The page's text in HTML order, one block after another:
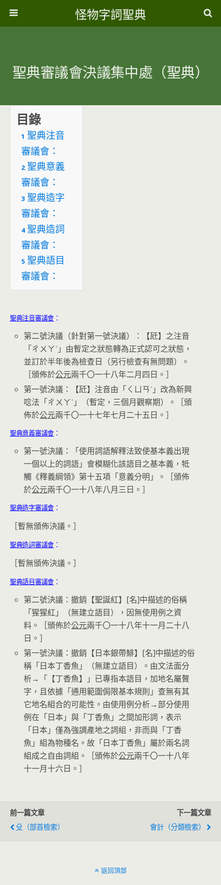
怪物字詞聖典
聖典審議會決議集中處（聖典）
目錄
1 聖典注音
審議會：
2 聖典意義
審議會：
3 聖典造字
審議會：
4 聖典造詞
審議會：
5 聖典語目
審議會：
聖典注音審議會 ：
第二號決議（針對第一號決議）：【瓩】之注音
「ㄔㄨㄚˋ」由暫定之狀態轉為正式認可之狀態，
並訂於半年後為檢查日（另行檢查有無問題）。
［頒佈於公元兩千〇一十八年二月四日。］
第一號決議：【瓩】注音由「ㄑㄩㄢˋ」改為新興
唸法「ㄔㄨㄚˋ」（暫定，三個月觀察期）。［頒
佈於公元兩千〇一十七年七月二十五日。］
聖典意義審議會 ：
第一號決議：「使用詞語解釋法致使基本義出現
一個以上的詞語」會模糊化該語目之基本義，牴
觸《釋義綱領》第十五項「意義分明」。［頒佈
於公元兩千〇一十八年八月三日。］
聖典造字審議會 ：
［暫無頒佈決議。］
聖典造詞審議會 ：
［暫無頒佈決議。］
聖典語目審議會 ：
第二號決議：撤銷【聖誕紅】[名]中描述的俗稱
「猩猩紅」（無建立語目），因無使用例之資
料。［頒佈於公元兩千〇一十八年十一月二十八
日。］
第一號決議：撤銷【日本銀帶鯡】[名]中描述的俗
稱「日本丁香魚」（無建立語目）。由文法面分
析→「【丁香魚】」已專指本語目，加地名屬贅
字，且依據「通用範圍侷限基本規則」查無有其
它地名組合的可能性。由使用例分析→部分使用
例在「日本」與「丁香魚」之間加形詞，表示
「日本」僅為強調產地之詞組，非而與「丁香
魚」組為物種名。故「日本丁香魚」屬於兩名詞
組成之自由詞組。［頒佈於公元兩千〇一十八年
十一月十六日。］
前一篇文章
殳（部首檢索）
下一篇文章
會計（分類檢索）
返回頂部